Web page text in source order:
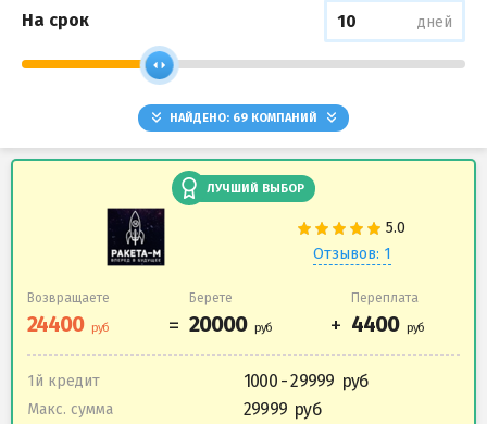
На срок дней
НАЙДЕНО: 69 КОМПАНИЙ
ЛУЧШИЙ ВЫБОР
Отзывов: 1
Возвращаете Берете Переплата
1й кредит 1000 - 29999
Макс. сумма 29999